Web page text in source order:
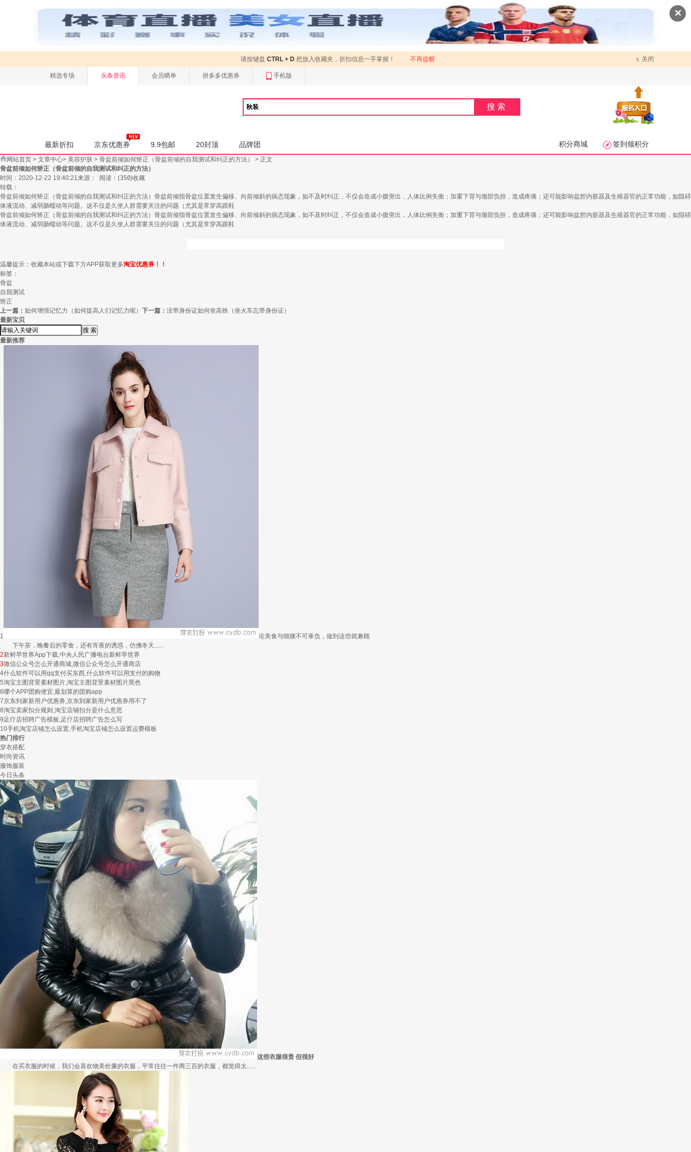
✕
请按键盘 CTRL + D 把放入收藏夹，折扣信息一手掌握！ 不再提醒 x 关闭
精选专场 头条资讯 会员晒单 拼多多优惠券 手机版
搜索
最新折扣 京东优惠券 9.9包邮 20封顶 品牌团 积分商城 签到领积分
网站首页 > 文章中心> 美容护肤 > 骨盆前倾如何矫正（骨盆前倾的自我测试和纠正的方法）
> 正文
骨盆前倾如何矫正（骨盆前倾的自我测试和纠正的方法）
时间：2020-12-22 19:40:21来源： 阅读： (350)收藏
转载：
骨盆前倾如何矫正（骨盆前倾的自我测试和纠正的方法）骨盆前倾指骨盆位置发生偏移、向前倾斜的病态现象，如不及时纠正，不仅会造成小腹突出，人体比例失衡；加重下背与颈部负担，造成疼痛；还可能影响盆腔内脏器及生殖器官的正常功能，如阻碍
体液流动、减弱肠蠕动等问题。这不仅是久坐人群需要关注的问题（尤其是常穿高跟鞋
骨盆前倾如何矫正（骨盆前倾的自我测试和纠正的方法）骨盆前倾指骨盆位置发生偏移、向前倾斜的病态现象，如不及时纠正，不仅会造成小腹突出，人体比例失衡；加重下背与颈部负担，造成疼痛；还可能影响盆腔内脏器及生殖器官的正常功能，如阻碍
体液流动、减弱肠蠕动等问题。这不仅是久坐人群需要关注的问题（尤其是常穿高跟鞋
温馨提示：收藏本站或下载下方APP获取更多淘宝优惠券 ！！
标签：
骨盆
自我测试
矫正
上一篇： 如何增强记忆力（如何提高人们记忆力呢） 下一篇： 没带身份证如何坐高铁（坐火车忘带身份证）
最新宝贝
最新推荐
1
论美食与细腰不可辜负，做到这些就兼顾
下午茶，晚餐后的零食，还有宵夜的诱惑，仿佛冬天......
2新鲜早世界App下载,中央人民广播电台新鲜早世界
3微信公众号怎么开通商城,微信公众号怎么开通商店
4什么软件可以用qq支付买东西,什么软件可以用支付的购物
5淘宝主图背景素材图片,淘宝主图背景素材图片黑色
6哪个APP团购便宜,最划算的团购app
7京东到家新用户优惠券,京东到家新用户优惠券用不了
8淘宝卖家扣分规则,淘宝店铺扣分是什么意思
9足疗店招聘广告模板,足疗店招聘广告怎么写
10手机淘宝店铺怎么设置,手机淘宝店铺怎么设置运费模板
热门排行
穿衣搭配
时尚资讯
服饰服装
今日头条
这些衣服很贵 但很好
在买衣服的时候，我们会喜欢物美价廉的衣服，平常往往一件两三百的衣服，都觉得太......